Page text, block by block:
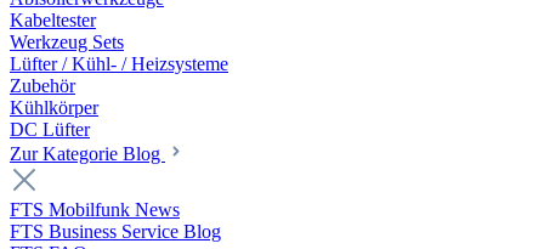
Kabeltester
Werkzeug Sets
Lüfter / Kühl- / Heizsysteme
Zubehör
Kühlkörper
DC Lüfter
Zur Kategorie Blog
FTS Mobilfunk News
FTS Business Service Blog